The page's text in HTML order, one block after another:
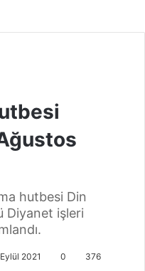
hutbesi Din
Diyanet işleri
2021 0 376